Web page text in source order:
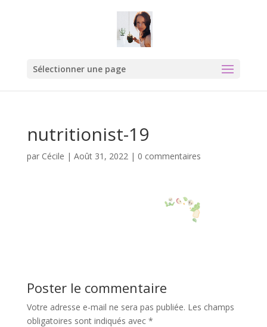
Sélectionner une page
nutritionist-19
par Cécile | Août 31, 2022| 0 commentaires
Poster le commentaire
Votre adresse e-mail ne sera pas publiée. Les champs
obligatoires sont indiqués avec *